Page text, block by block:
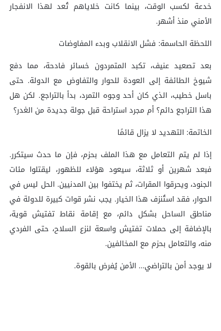
خدعة لكسب الوقت، بينما كانت خلاياهم تُعد لهذا الانفجار
الأمني منذ أشهر.
اللحظة الحاسمة: فشل الانقلاب وبدء المفاوضات
بعد تصعيد عنيف، تكبد المتمردون خسائر فادحة، مما دفع
شيوخ الطائفة إلى العودة للحوار والتفاوض مع الدولة. حتى
باسل خطيب، الذي كان أحد وجوه التمرد، بدأ بالتراجع. لكن هل
هذا التراجع دائم؟ أم مجرد استراحة قبل جولة جديدة من الغدر؟
الخاتمة: التهديد لا يزال قائمًا
إذا لم يتم التعامل مع هذا الملف بحزم، فإن ما حدث سيتكرر.
فبعد شهرين أو ثلاثة، سيعود هؤلاء للظهور، ليقتلوا مئات
الجنود، ويحرقوا المقرات، ثم يختفوا بين المدنيين. الحل ليس في
الحوار، فقد استُنزف هذا الخيار. يجب نشر قوات كبيرة للدولة في
مناطق الساحل بشكل دائم، مع إقامة نقاط تفتيش قوية،
بالإضافة إلى حملات تفتيش واسعة لنزع السلاح، حتى الفردي
منه، والتعامل بحزم مع المخالفين.
لا يوجد أمن بالتراضي… الأمن يُفرض بالقوة.